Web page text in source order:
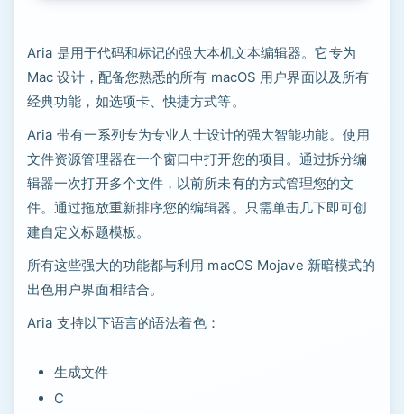
Aria 是用于代码和标记的强大本机文本编辑器。它专为
Mac 设计，配备您熟悉的所有 macOS 用户界面以及所有
经典功能，如选项卡、快捷方式等。
Aria 带有一系列专为专业人士设计的强大智能功能。使用
文件资源管理器在一个窗口中打开您的项目。通过拆分编
辑器一次打开多个文件，以前所未有的方式管理您的文
件。通过拖放重新排序您的编辑器。只需单击几下即可创
建自定义标题模板。
所有这些强大的功能都与利用 macOS Mojave 新暗模式的
出色用户界面相结合。
Aria 支持以下语言的语法着色：
生成文件
C